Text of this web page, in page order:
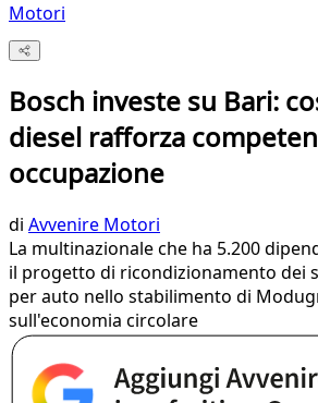
Motori
Bosch investe su Bari:
diesel rafforza
occupazione
di Avvenire Motori
La multinazionale che ha 5.200
il progetto di ricondizionamento dei
per auto nello stabilimento di
sull'economia circolare